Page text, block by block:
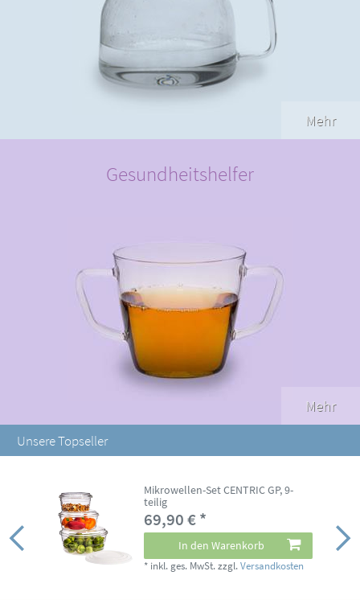
Mehr
Gesundheitshelfer
Mehr
Unsere Topseller
Mikrowellen-Set CENTRIC GP, 9-
teilig
69,90 € *
In den Warenkorb
* inkl. ges. MwSt. zzgl.Versandkosten